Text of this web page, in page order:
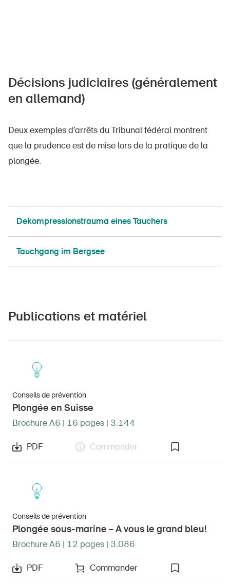
Décisions judiciaires (généralement
en allemand)
Deux exemples d’arrêts du Tribunal fédéral montrent
que la prudence est de mise lors de la pratique de la
plongée.
Dekompressionstrauma eines Tauchers
Tauchgang im Bergsee
Publications et matériel
Conseils de prévention
Plongée en Suisse
Brochure A6 | 16 pages | 3.144
PDF Commander
Conseils de prévention
Plongée sous-marine – A vous le grand bleu!
Brochure A6 | 12 pages | 3.086
PDF Commander